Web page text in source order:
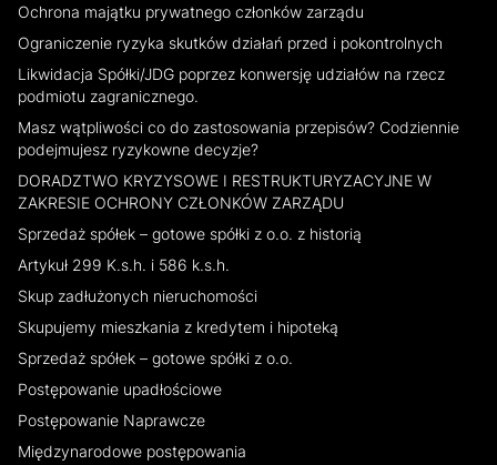
Ochrona majątku prywatnego członków zarządu
Ograniczenie ryzyka skutków działań przed i pokontrolnych
Likwidacja Spółki/JDG poprzez konwersję udziałów na rzecz
podmiotu zagranicznego.
Masz wątpliwości co do zastosowania przepisów? Codziennie
podejmujesz ryzykowne decyzje?
DORADZTWO KRYZYSOWE I RESTRUKTURYZACYJNE W
ZAKRESIE OCHRONY CZŁONKÓW ZARZĄDU
Sprzedaż spółek – gotowe spółki z o.o. z historią
Artykuł 299 K.s.h. i 586 k.s.h.
Skup zadłużonych nieruchomości
Skupujemy mieszkania z kredytem i hipoteką
Sprzedaż spółek – gotowe spółki z o.o.
Postępowanie upadłościowe
Postępowanie Naprawcze
Międzynarodowe postępowania